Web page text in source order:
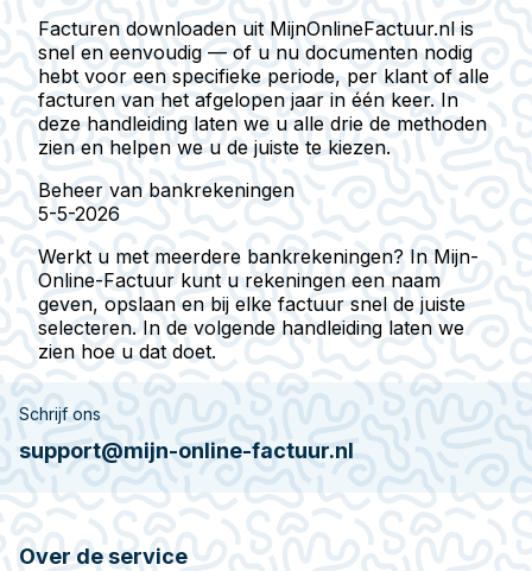
Facturen downloaden uit MijnOnlineFactuur.nl is
snel en eenvoudig — of u nu documenten nodig
hebt voor een specifieke periode, per klant of alle
facturen van het afgelopen jaar in één keer. In
deze handleiding laten we u alle drie de methoden
zien en helpen we u de juiste te kiezen.
Beheer van bankrekeningen
5-5-2026
Werkt u met meerdere bankrekeningen? In Mijn-
Online-Factuur kunt u rekeningen een naam
geven, opslaan en bij elke factuur snel de juiste
selecteren. In de volgende handleiding laten we
zien hoe u dat doet.
Schrijf ons
support@mijn-online-factuur.nl
Over de service